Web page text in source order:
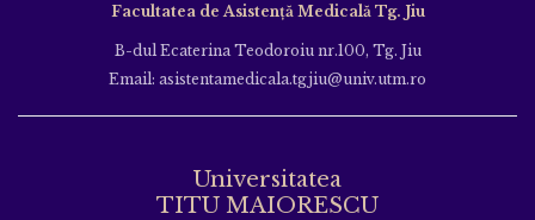
Facultatea de Asistență Medicală Tg. Jiu
B-dul Ecaterina Teodoroiu nr.100, Tg. Jiu
Email: asistentamedicala.tgjiu@univ.utm.ro
Universitatea
TITU MAIORESCU